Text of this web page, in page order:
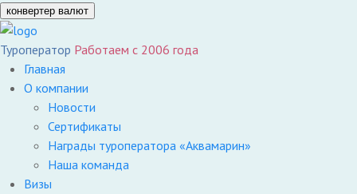
конвертер валют
Туроператор Работаем с 2006 года
Главная
О компании
Новости
Сертификаты
Награды туроператора «Аквамарин»
Наша команда
Визы